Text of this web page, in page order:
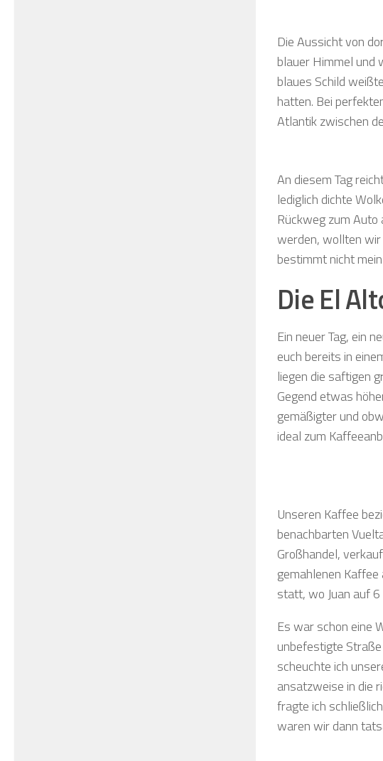
Die Aussicht von
blauer Himmel und
blaues Schild
hatten. Bei
Atlantik zwischen
An diesem Tag
lediglich dichte
Rückweg zum
werden, wollten wir
bestimmt nicht
Die El
Ein neuer Tag, ein
euch bereits in
liegen die saftigen
Gegend etwas
gemäßigter und
ideal zum
Unseren Kaffee
benachbarten
Großhandel,
gemahlenen
statt, wo Juan auf
Es war schon eine
unbefestigte
scheuchte ich
ansatzweise in die
fragte ich
waren wir dann